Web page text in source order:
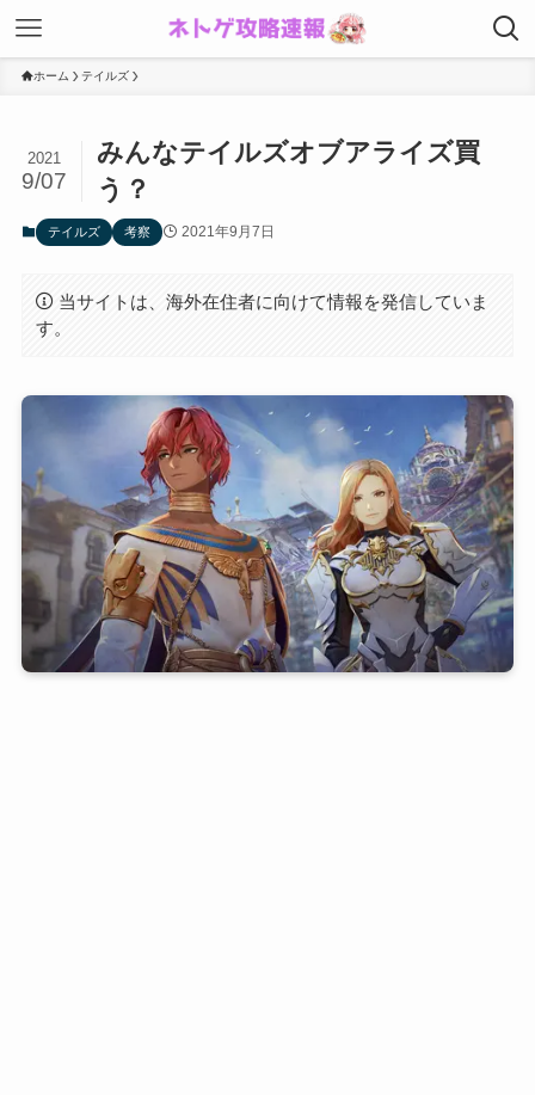
ホーム テイルズ
みんなテイルズオブアライズ買
う？
2021
9/07
テイルズ 考察 2021年9月7日
当サイトは、海外在住者に向けて情報を発信していま
す。